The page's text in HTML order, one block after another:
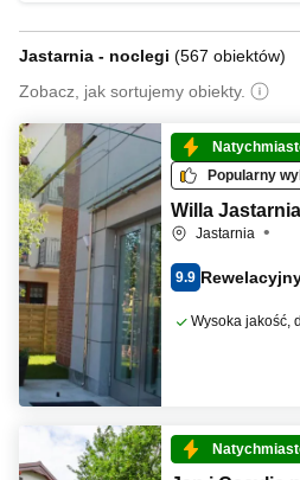
Jastarnia - noclegi (567 obiektów)
Zobacz, jak sortujemy obiekty.
Popularny
Willa Jastarnia
Jastarnia
9.9
Wysoka jakość,